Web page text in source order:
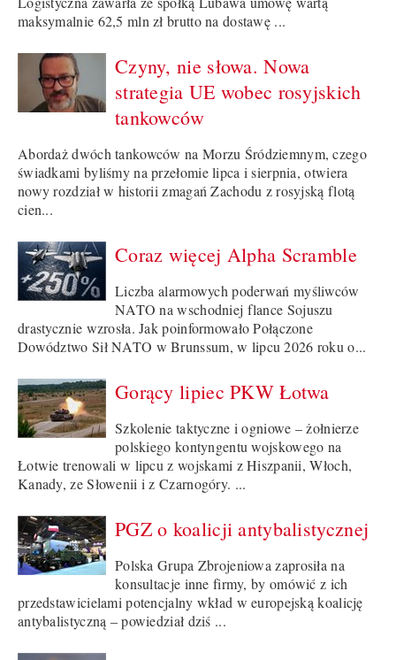
maksymalnie 62,5 mln zł brutto na dostawę ...
Czyny, nie słowa. Nowa
strategia UE wobec rosyjskich
tankowców
Abordaż dwóch tankowców na Morzu Śródziemnym, czego
świadkami byliśmy na przełomie lipca i sierpnia, otwiera
nowy rozdział w historii zmagań Zachodu z rosyjską flotą
cien...
Coraz więcej Alpha Scramble
Liczba alarmowych poderwań myśliwców
NATO na wschodniej flance Sojuszu
drastycznie wzrosła. Jak poinformowało Połączone
Dowództwo Sił NATO w Brunssum, w lipcu 2026 roku o...
Gorący lipiec PKW Łotwa
Szkolenie taktyczne i ogniowe – żołnierze
polskiego kontyngentu wojskowego na
Łotwie trenowali w lipcu z wojskami z Hiszpanii, Włoch,
Kanady, ze Słowenii i z Czarnogóry. ...
PGZ o koalicji antybalistycznej
Polska Grupa Zbrojeniowa zaprosiła na
konsultacje inne firmy, by omówić z ich
przedstawicielami potencjalny wkład w europejską koalicję
antybalistyczną – powiedział dziś ...